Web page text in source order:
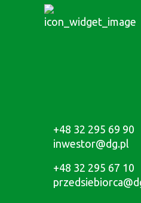
+48 32 295 69 90
inwestor@dg.pl
+48 32 295 67 10